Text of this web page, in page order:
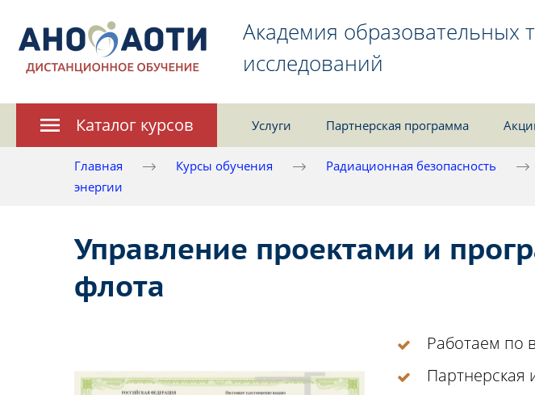
Академия образовательных
исследований
Каталог курсов Услуги Партнерская программа
Главная Курсы обучения Радиационная безопасность
энергии
Управление проектами и
флота
Работаем по